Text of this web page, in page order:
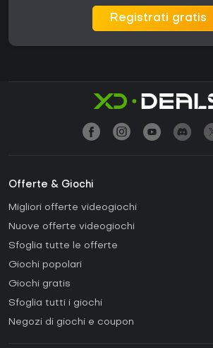
Registrati gratis
Offerte & Giochi
Migliori offerte videogiochi
Nuove offerte videogiochi
Sfoglia tutte le offerte
Giochi popolari
Giochi gratis
Sfoglia tutti i giochi
Negozi di giochi e coupon